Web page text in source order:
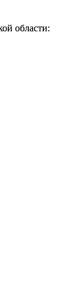
области: